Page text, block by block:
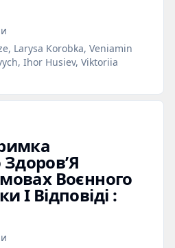
Larysa Korobka, Veniamin
Ihor Husiev, Viktoriia
Воєнного
І Відповіді :